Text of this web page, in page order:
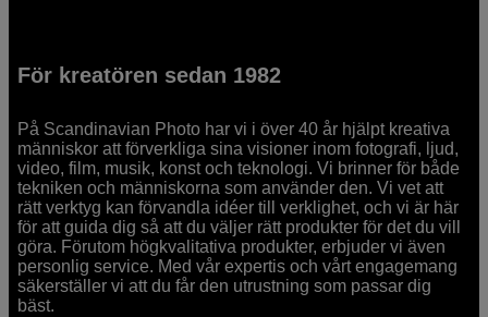
För kreatören sedan 1982
På Scandinavian Photo har vi i över 40 år hjälpt kreativa
människor att förverkliga sina visioner inom fotografi, ljud,
video, film, musik, konst och teknologi. Vi brinner för både
tekniken och människorna som använder den. Vi vet att
rätt verktyg kan förvandla idéer till verklighet, och vi är här
för att guida dig så att du väljer rätt produkter för det du vill
göra. Förutom högkvalitativa produkter, erbjuder vi även
personlig service. Med vår expertis och vårt engagemang
säkerställer vi att du får den utrustning som passar dig
bäst.